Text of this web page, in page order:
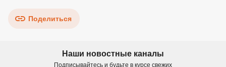
Поделиться
Наши новостные каналы
Подписывайтесь и будьте в курсе свежих